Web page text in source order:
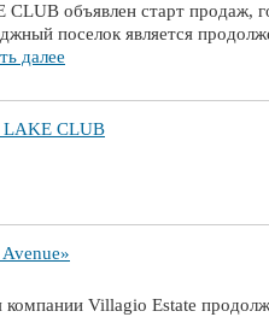
CLUB объявлен старт продаж,
поселок является
далее
LAKE CLUB
Villagio Estate